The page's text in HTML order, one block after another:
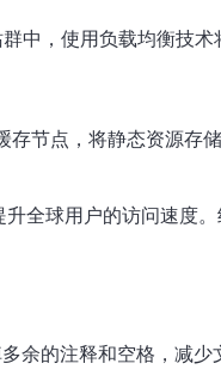
，使用负载均衡技
节点，将静态资源存
全球用户的访问速度。
余的注释和空格，减